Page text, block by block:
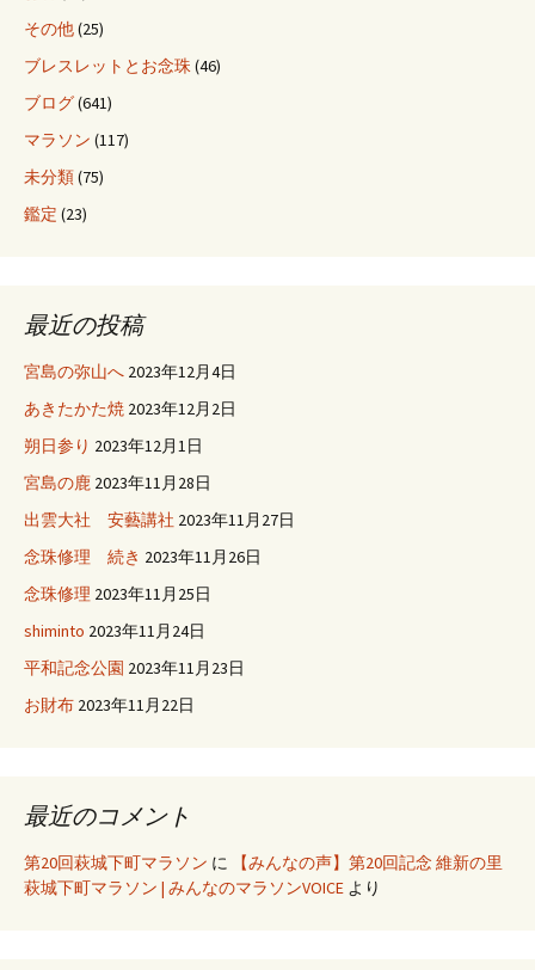
その他(25)
ブレスレットとお念珠(46)
ブログ(641)
マラソン (117)
未分類(75)
鑑定 (23)
最近の投稿
宮島の弥山へ 2023年12月4日
あきたかた焼 2023年12月2日
朔日参り 2023年12月1日
宮島の鹿 2023年11月28日
出雲大社 安藝講社 2023年11月27日
念珠修理 続き 2023年11月26日
念珠修理 2023年11月25日
shiminto 2023年11月24日
平和記念公園 2023年11月23日
お財布 2023年11月22日
最近のコメント
第20回萩城下町マラソン に
【みんなの声】第20回記念 維新の里
萩城下町マラソン | みんなのマラソンVOICE より